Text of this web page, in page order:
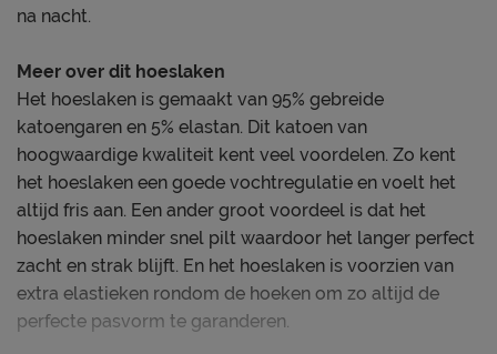
na nacht.
Meer over dit hoeslaken
Het hoeslaken is gemaakt van 95% gebreide
katoengaren en 5% elastan. Dit katoen van
hoogwaardige kwaliteit kent veel voordelen. Zo kent
het hoeslaken een goede vochtregulatie en voelt het
altijd fris aan. Een ander groot voordeel is dat het
hoeslaken minder snel pilt waardoor het langer perfect
zacht en strak blijft. En het hoeslaken is voorzien van
extra elastieken rondom de hoeken om zo altijd de
perfecte pasvorm te garanderen.